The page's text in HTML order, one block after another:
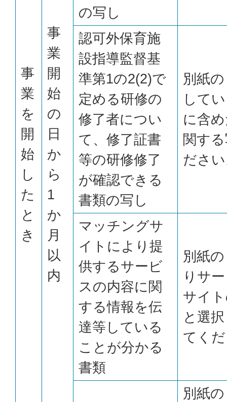
事
業
を
開
始
し
た
と
き
事
業
開
始
の
日
か
ら
1
か
月
以
内
の写し
認可外保育施
設指導監督基
準第1の2(2)で
定める研修の
修了者につい
て、修了証書
等の研修修了
が確認できる
書類の写し
別紙
して
に含
関す
ださ
マッチングサ
イトにより提
供するサービ
スの内容に関
する情報を伝
達等している
ことが分かる
書類
別紙
りサ
サイ
と選
てく
別紙